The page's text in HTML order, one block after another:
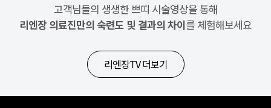
고객님들의 생생한 쁘띠 시술영상을 통해
리엔장 의료진만의 숙련도 및 결과의 차이를 체험해보세요
리엔장TV 더보기